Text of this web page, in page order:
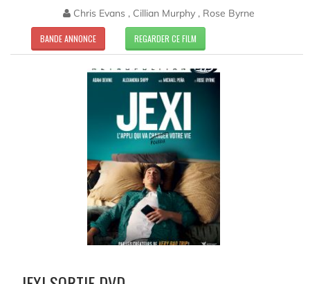
Chris Evans , Cillian Murphy , Rose Byrne
BANDE ANNONCE REGARDER CE FILM